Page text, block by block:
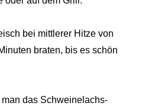
bei mittlerer Hitze von
braten, bis es schön
das Schweinelachs-